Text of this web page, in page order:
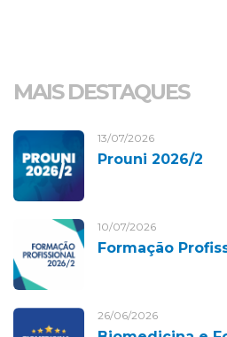
MAIS DESTAQUES
13/07/2026
Prouni 2026/2
10/07/2026
Formação
26/06/2026